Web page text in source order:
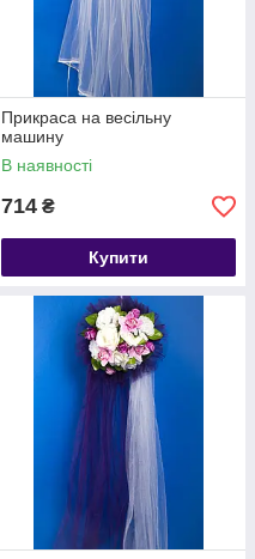
Прикраса на весільну
машину
В наявності
714 ₴
Купити